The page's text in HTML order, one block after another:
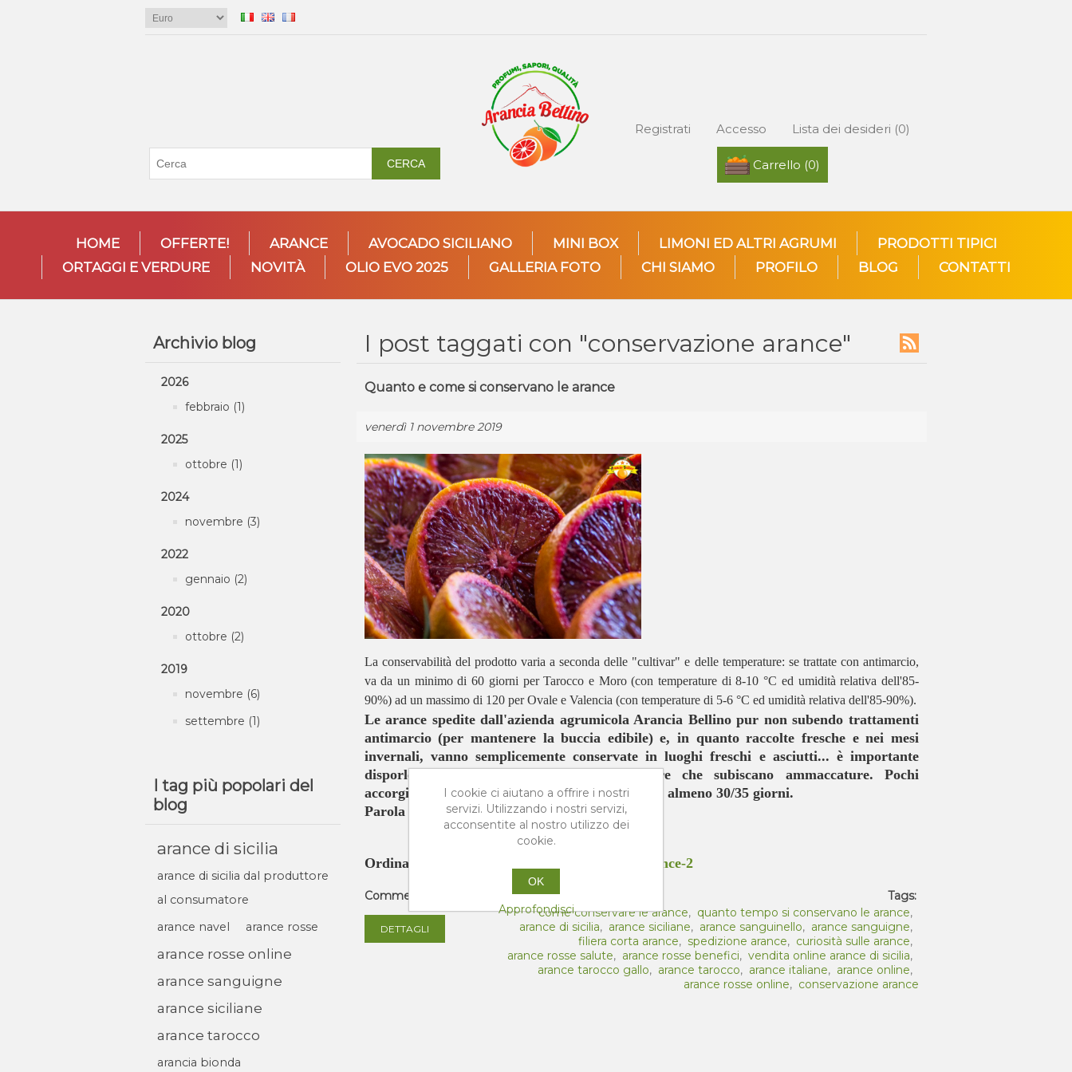
CERCA
Registrati Accesso Lista dei desideri (0)
Carrello (0)
HOME OFFERTE! ARANCE AVOCADO SICILIANO MINI BOX LIMONI ED ALTRI AGRUMI
PRODOTTI TIPICI
ORTAGGI E VERDURE
NOVITÀ OLIO EVO 2025 GALLERIA FOTO CHI SIAMO PROFILO BLOG CONTATTI
Archivio blog
2026
febbraio (1)
2025
ottobre (1)
2024
novembre (3)
2022
gennaio (2)
2020
ottobre (2)
2019
novembre (6)
settembre (1)
I tag più popolari del
blog
arance di sicilia
arance di sicilia dal produttore
al consumatore
arance navel
arance rosse
arance rosse online
arance sanguigne
arance siciliane
arance tarocco
arancia bionda
I post taggati con "conservazione arance"
Quanto e come si conservano le arance
venerdì 1 novembre 2019
La conservabilità del prodotto varia a seconda delle "cultivar" e delle temperature: se trattate con antimarcio,
va da un minimo di 60 giorni per Tarocco e Moro (con temperature di 8-10 °C ed umidità relativa dell'85-
90%) ad un massimo di 120 per Ovale e Valencia (con temperature di 5-6 °C ed umidità relativa dell'85-90%).
Le arance spedite dall'azienda agrumicola Arancia Bellino pur non subendo trattamenti
antimarcio (per mantenere la buccia edibile) e, in quanto raccolte fresche e nei mesi
invernali, vanno semplicemente conservate in luoghi freschi e asciutti... è importante
disporle distanziate tra di loro, per evitare che subiscano ammaccature. Pochi
accorgimenti per garantire una conservabilità di almeno 30/35 giorni.
Parola di Arancia Bellino!
Ordina ora su https://aranciabellino.com/IT/arance-2
Tags:
come conservare le arance, quanto tempo si conservano le arance,
arance di sicilia, arance siciliane, arance sanguinello, arance sanguigne,
filiera corta arance, spedizione arance, curiosità sulle arance,
arance rosse salute, arance rosse benefici, vendita online arance di sicilia,
arance tarocco gallo, arance tarocco, arance italiane, arance online,
arance rosse online, conservazione arance
Commenti (0)
DETTAGLI
I cookie ci aiutano a offrire i nostri
servizi. Utilizzando i nostri servizi,
acconsentite al nostro utilizzo dei
cookie.
OK
Approfondisci